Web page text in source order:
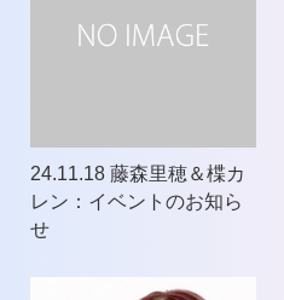
24.11.18 藤森里穂＆楪カ
レン：イベントのお知ら
せ